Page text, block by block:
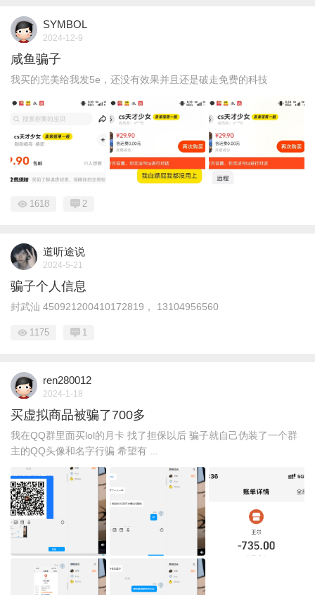
SYMBOL
2024-12-9
咸鱼骗子
我买的完美给我发5e，还没有效果并且还是破走免费的科技
1618 2
道听途说
2024-5-21
骗子个人信息
封武汕 450921200410172819， 13104956560
1175 1
ren280012
2024-1-18
买虚拟商品被骗了700多
我在QQ群里面买lol的月卡 找了担保以后 骗子就自己伪装了一个群
主的QQ头像和名字行骗 希望有 ...